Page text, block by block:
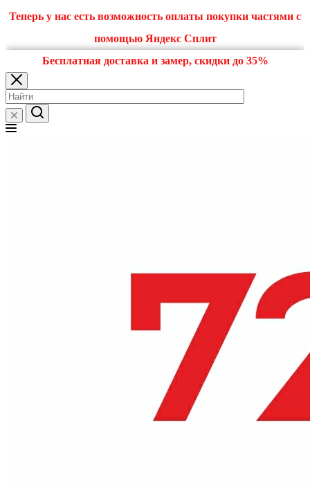
Теперь у нас есть возможность оплаты покупки частями с
помощью Яндекс Сплит
Бесплатная доставка и замер, скидки до 35%